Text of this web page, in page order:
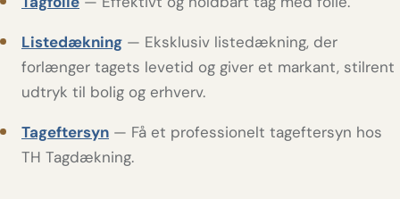
Listedækning — Eksklusiv listedækning, der
forlænger tagets levetid og giver et markant, stilrent
udtryk til bolig og erhverv.
Tageftersyn — Få et professionelt tageftersyn hos
TH Tagdækning.